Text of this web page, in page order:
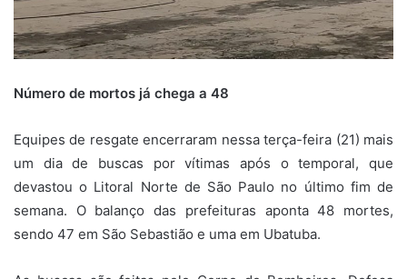
Número de mortos já chega a 48
Equipes de resgate encerraram nessa terça-feira (21) mais
um dia de buscas por vítimas após o temporal, que
devastou o Litoral Norte de São Paulo no último fim de
semana. O balanço das prefeituras aponta 48 mortes,
sendo 47 em São Sebastião e uma em Ubatuba.